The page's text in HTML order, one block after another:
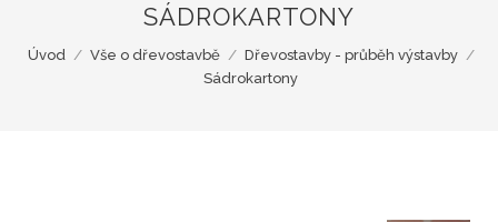
SÁDROKARTONY
Úvod / Vše o dřevostavbě / Dřevostavby - průběh výstavby /
Sádrokartony